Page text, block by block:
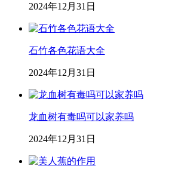
2024年12月31日
石竹各色花语大全
2024年12月31日
龙血树有毒吗可以家养吗
2024年12月31日